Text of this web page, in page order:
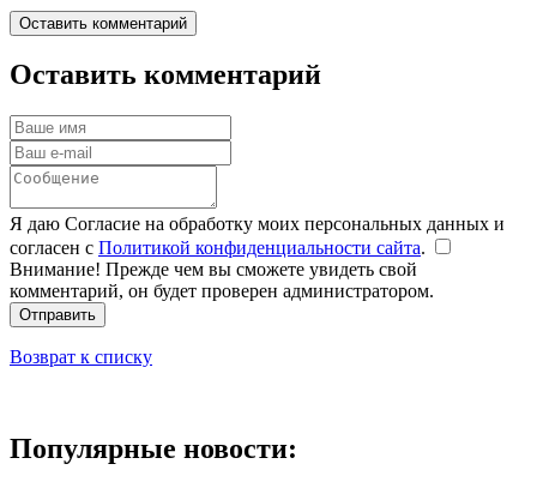
Оставить комментарий
Оставить комментарий
Я даю Согласие на обработку моих персональных данных и
согласен с Политикой конфиденциальности сайта.
Внимание! Прежде чем вы сможете увидеть свой
комментарий, он будет проверен администратором.
Отправить
Возврат к списку
Популярные новости: